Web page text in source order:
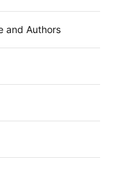
e
and Authors